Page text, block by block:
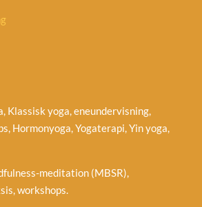
Klassisk yoga, eneundervisning,
Hormonyoga, Yogaterapi, Yin yoga,
meditation (MBSR),
workshops.